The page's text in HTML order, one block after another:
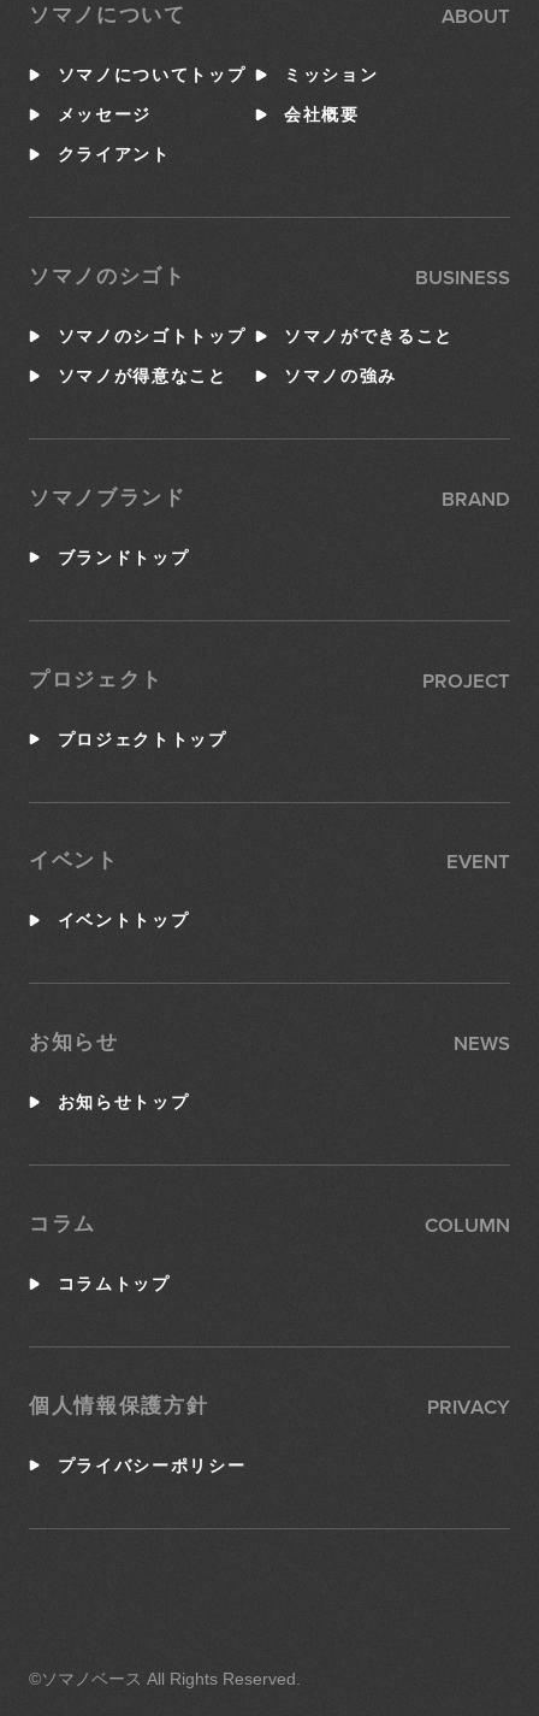
ソマノについて ABOUT
ソマノについてトップ ミッション
メッセージ 会社概要
クライアント
ソマノのシゴト BUSINESS
ソマノのシゴトトップ ソマノができること
ソマノが得意なこと ソマノの強み
ソマノブランド BRAND
ブランドトップ
プロジェクト PROJECT
プロジェクトトップ
イベント EVENT
イベントトップ
お知らせ NEWS
お知らせトップ
コラム COLUMN
コラムトップ
個人情報保護方針 PRIVACY
プライバシーポリシー
©ソマノベース All Rights Reserved.